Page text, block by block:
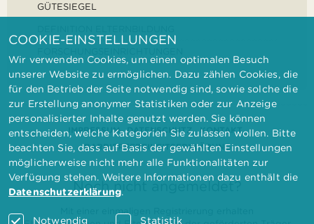
GÜTESIEGEL
IMPRESSUM DATENSCHUTZ
KONTAKT
BARRIEREFREIHEITSERKLÄRUNG
Noch nicht angemeldet?
COOKIE-EINSTELLUNGEN
Wir verwenden Cookies, um einen optimalen Besuch
unserer Website zu ermöglichen. Dazu zählen Cookies, die
für den Betrieb der Seite notwendig sind, sowie solche die
zur Erstellung anonymer Statistiken oder zur Anzeige
personalisierter Inhalte genutzt werden. Sie können
entscheiden, welche Kategorien Sie zulassen wollen. Bitte
beachten Sie, dass auf Basis der gewählten Einstellungen
möglicherweise nicht mehr alle Funktionalitäten zur
Verfügung stehen. Weitere Informationen dazu enthält die
Datenschutzerklärung.
Notwendig Statistik